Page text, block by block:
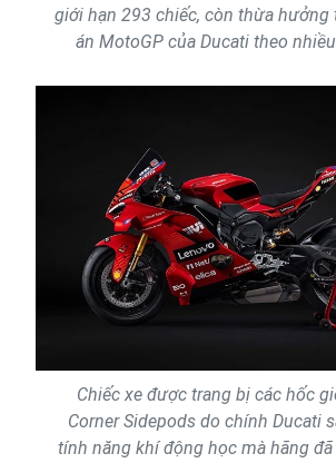
giới hạn 293 chiếc, còn thừa
án MotoGP của Ducati theo
Chiếc xe được trang bị các hốc
Corner Sidepods do chính Ducati
tính năng khí động học mà hãng